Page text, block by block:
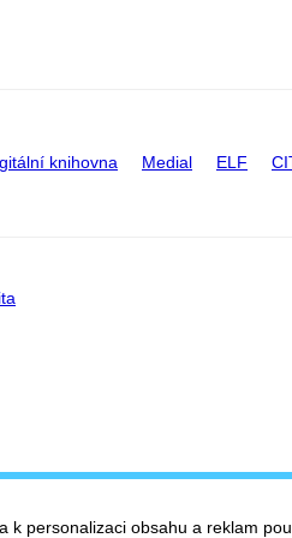
knihovna Medial ELF
k personalizaci obsahu a reklam